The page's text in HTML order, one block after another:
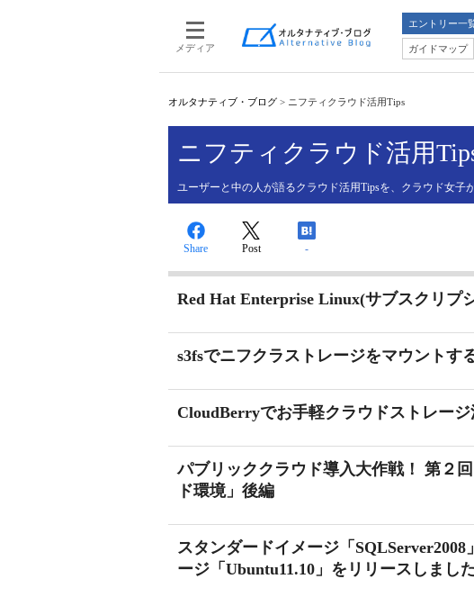
メディア
エントリー一
ガイドマップ
オルタナティブ・ブログ > ニフティクラウド活用Tips
ニフティクラウド活用
ユーザーと中の人が語るクラウド活用Tipsを、クラウド女子
Share Post -
Red Hat Enterprise Linux(サブスクリプ
s3fsでニフクラストレージをマウントす
CloudBerryでお手軽クラウドストレージ
パブリッククラウド導入大作戦！ 第２
ド環境」後編
スタンダードイメージ「
ージ「Ubuntu11.10」をリリースしまし